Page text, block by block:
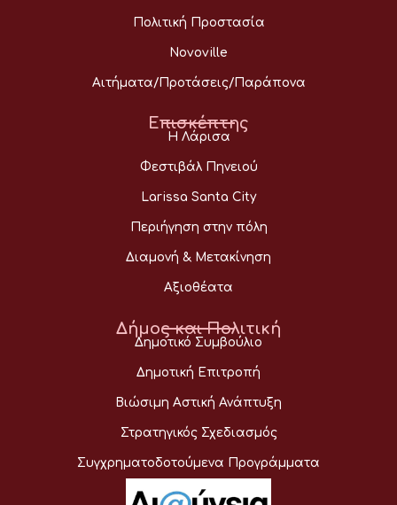
Πολιτική Προστασία
Novoville
Αιτήματα/Προτάσεις/Παράπονα
Επισκέπτης
Η Λάρισα
Φεστιβάλ Πηνειού
Larissa Santa City
Περιήγηση στην πόλη
Διαμονή & Μετακίνηση
Αξιοθέατα
Δήμος και Πολιτική
Δημοτικό Συμβούλιο
Δημοτική Επιτροπή
Βιώσιμη Αστική Ανάπτυξη
Στρατηγικός Σχεδιασμός
Συγχρηματοδοτούμενα Προγράμματα